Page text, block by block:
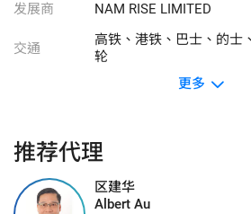
发展商
NAM RISE LIMITED
交通
高铁、港铁、巴士、的士
轮
更多
推荐代理
区建华
Albert Au